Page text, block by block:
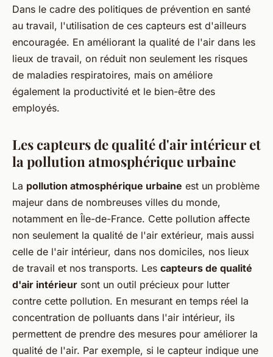
Dans le cadre des politiques de prévention en santé
au travail, l'utilisation de ces capteurs est d'ailleurs
encouragée. En améliorant la qualité de l'air dans les
lieux de travail, on réduit non seulement les risques
de maladies respiratoires, mais on améliore
également la productivité et le bien-être des
employés.
Les capteurs de qualité d'air intérieur et
la pollution atmosphérique urbaine
La pollution atmosphérique urbaine est un problème
majeur dans de nombreuses villes du monde,
notamment en Île-de-France. Cette pollution affecte
non seulement la qualité de l'air extérieur, mais aussi
celle de l'air intérieur, dans nos domiciles, nos lieux
de travail et nos transports. Les capteurs de qualité
d'air intérieur sont un outil précieux pour lutter
contre cette pollution. En mesurant en temps réel la
concentration de polluants dans l'air intérieur, ils
permettent de prendre des mesures pour améliorer la
qualité de l'air. Par exemple, si le capteur indique une